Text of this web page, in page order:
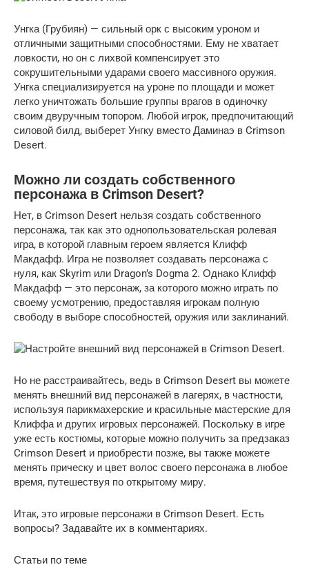
Унгка (Грубиян) — сильный орк с высоким уроном и
отличными защитными способностями. Ему не хватает
ловкости, но он с лихвой компенсирует это
сокрушительными ударами своего массивного оружия.
Унгка специализируется на уроне по площади и может
легко уничтожать большие группы врагов в одиночку
своим двуручным топором. Любой игрок, предпочитающий
силовой билд, выберет Унгку вместо Даминаэ в Crimson
Desert.
Можно ли создать собственного
персонажа в Crimson Desert?
Нет, в Crimson Desert нельзя создать собственного
персонажа, так как это однопользовательская ролевая
игра, в которой главным героем является Клифф
Макдафф. Игра не позволяет создавать персонажа с
нуля, как Skyrim или Dragon’s Dogma 2. Однако Клифф
Макдафф — это персонаж, за которого можно играть по
своему усмотрению, предоставляя игрокам полную
свободу в выборе способностей, оружия или заклинаний.
Но не расстраивайтесь, ведь в Crimson Desert вы можете
менять внешний вид персонажей в лагерях, в частности,
используя парикмахерские и красильные мастерские для
Клиффа и других игровых персонажей. Поскольку в игре
уже есть костюмы, которые можно получить за предзаказ
Crimson Desert и приобрести позже, вы также можете
менять прическу и цвет волос своего персонажа в любое
время, путешествуя по открытому миру.
Итак, это игровые персонажи в Crimson Desert. Есть
вопросы? Задавайте их в комментариях.
Статьи по теме